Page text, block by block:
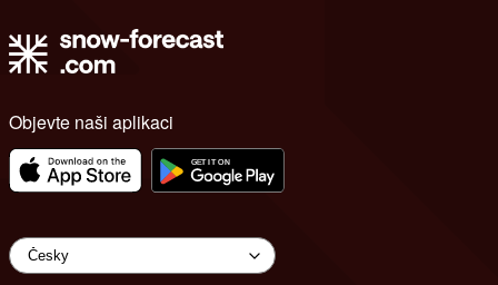
Objevte naši aplikaci